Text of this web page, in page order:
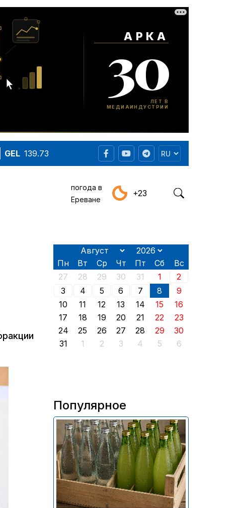
GEL 139.73
погода в
Ереване
+23
Пн Вт Ср Чт Пт Сб
Вс
27
28 29 30 31 1
2
3
4 5 6 7 8
9
10
11 12 13 14 15
16
17
18 19 20 21 22
23
24
25 26 27 28 29
30
31
1 2 3 4 5 6
Популярное
В России приостановили
продажу более 70 тыс.
бутылок питьевой воды и
безалкогольных напитков
армянского производства